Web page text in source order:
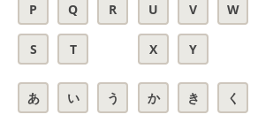
P Q R
S T
U V W
X Y
あ い う か き く